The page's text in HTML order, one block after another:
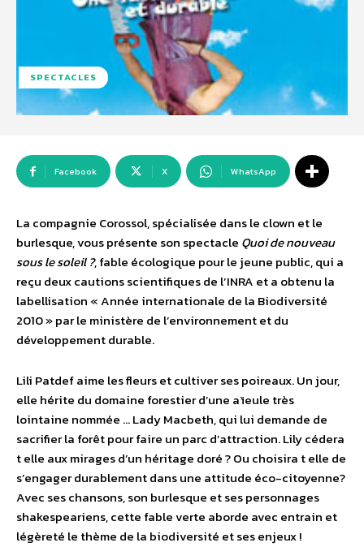
SPECTACLES
Facebook X WhatsApp
La compagnie Corossol, spécialisée dans le clown et le
burlesque, vous présente son spectacle Quoi de nouveau
sous le soleil ?, fable écologique pour le jeune public, qui a
reçu deux cautions scientifiques de l’INRA et a obtenu la
labellisation « Année internationale de la Biodiversité
2010 » par le ministère de l’environnement et du
développement durable.
Lili Patdef aime les fleurs et cultiver ses poireaux. Un jour,
elle hérite du domaine forestier d’une aïeule très
lointaine nommée … Lady Macbeth, qui lui demande de
sacrifier la forêt pour faire un parc d’attraction. Lily cédera
t elle aux mirages d’un héritage doré ? Ou choisira t elle de
s’engager durablement dans une attitude éco-citoyenne?
Avec ses chansons, son burlesque et ses personnages
shakespeariens, cette fable verte aborde avec entrain et
légèreté le thème de la biodiversité et ses enjeux !